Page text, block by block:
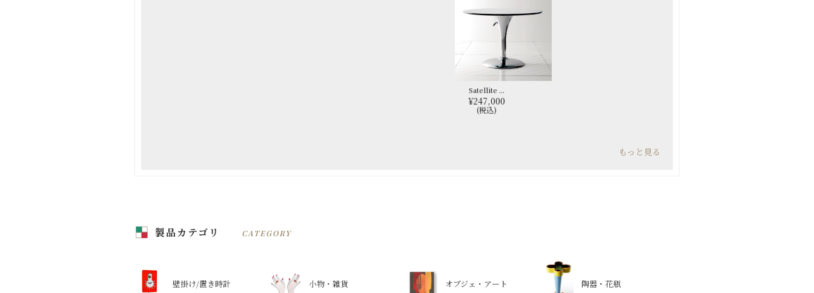
Satellite ...
¥247,000
(税込)
もっと見る
製品カテゴリ CATEGORY
壁掛け/置き時計 小物・雑貨 オブジェ・アート 陶器・花瓶